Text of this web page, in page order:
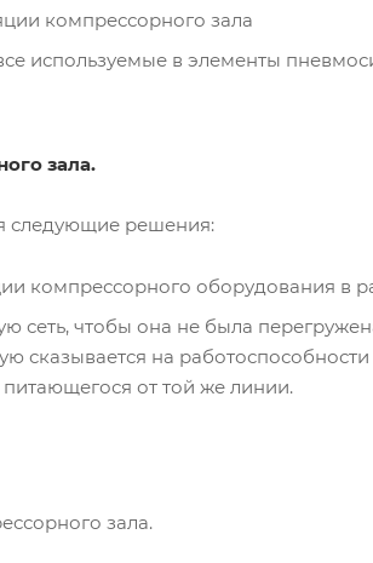
компрессорного зала
используемые в элементы
зала.
следующие решения:
компрессорного оборудования в
сеть, чтобы она не была
сказывается на
от той же линии.
зала.